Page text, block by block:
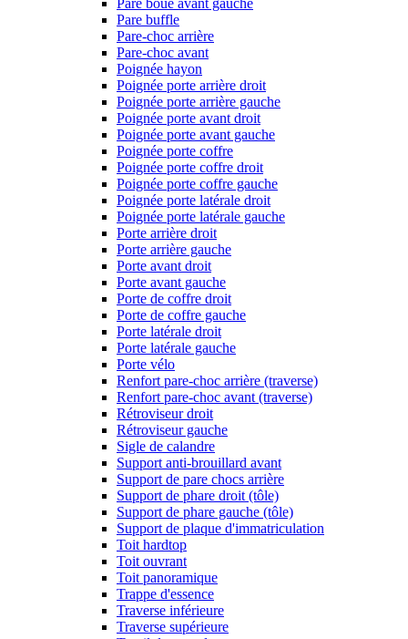
Pare boue avant gauche
Pare buffle
Pare-choc arrière
Pare-choc avant
Poignée hayon
Poignée porte arrière droit
Poignée porte arrière gauche
Poignée porte avant droit
Poignée porte avant gauche
Poignée porte coffre
Poignée porte coffre droit
Poignée porte coffre gauche
Poignée porte latérale droit
Poignée porte latérale gauche
Porte arrière droit
Porte arrière gauche
Porte avant droit
Porte avant gauche
Porte de coffre droit
Porte de coffre gauche
Porte latérale droit
Porte latérale gauche
Porte vélo
Renfort pare-choc arrière (traverse)
Renfort pare-choc avant (traverse)
Rétroviseur droit
Rétroviseur gauche
Sigle de calandre
Support anti-brouillard avant
Support de pare chocs arrière
Support de phare droit (tôle)
Support de phare gauche (tôle)
Support de plaque d'immatriculation
Toit hardtop
Toit ouvrant
Toit panoramique
Trappe d'essence
Traverse inférieure
Traverse supérieure